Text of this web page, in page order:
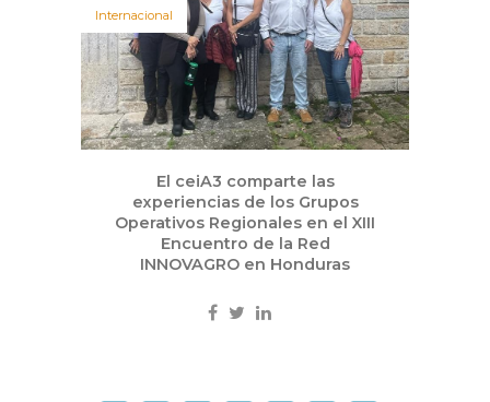
Internacional
El ceiA3 comparte las
experiencias de los Grupos
Operativos Regionales en el XIII
Encuentro de la Red
INNOVAGRO en Honduras